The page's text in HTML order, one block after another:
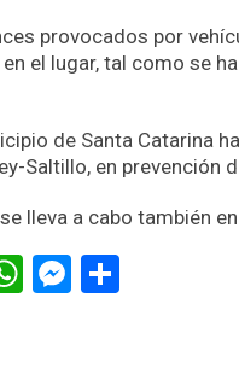
provocados por
el lugar, tal como se
de Santa Catarina
Saltillo, en prevención
lleva a cabo también
WhatsApp
Messenger